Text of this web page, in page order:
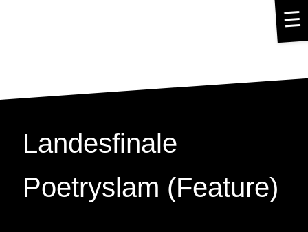
☰
Landesfinale
Poetryslam (Feature)